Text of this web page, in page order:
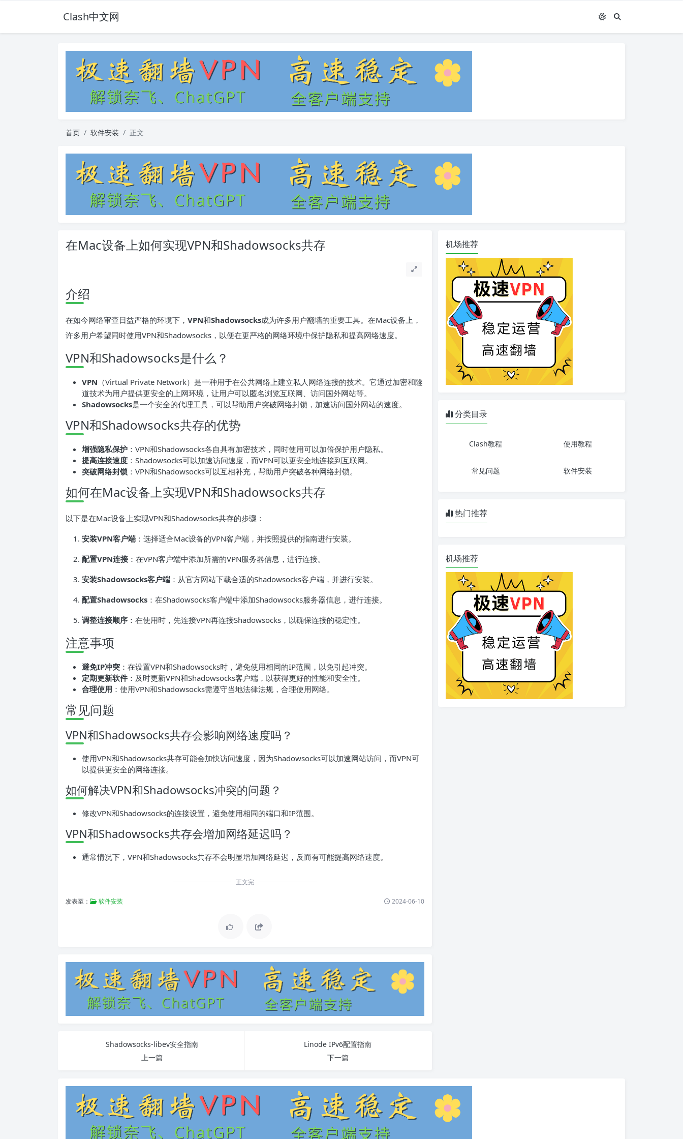
Clash中文网
首页 软件安装 正文
在Mac设备上如何实现VPN和Shadowsocks共存
介绍
在如今网络审查日益严格的环境下， VPN和Shadowsocks成为许多用户翻墻的重要工具。在Mac设备上，
许多用户希望同时使用VPN和Shadowsocks，以便在更严格的网络环境中保护隐私和提高网络速度。
VPN和Shadowsocks是什么？
VPN （Virtual Private Network）是一种用于在公共网络上建立私人网络连接的技术。它通过加密和隧
道技术为用户提供更安全的上网环境，让用户可以匿名浏览互联网、访问国外网站等。
Shadowsocks是一个安全的代理工具，可以帮助用户突破网络封锁，加速访问国外网站的速度。
VPN和Shadowsocks共存的优势
增强隐私保护 ：VPN和Shadowsocks各自具有加密技术，同时使用可以加倍保护用户隐私。
提高连接速度 ：Shadowsocks可以加速访问速度，而VPN可以更安全地连接到互联网。
突破网络封锁 ：VPN和Shadowsocks可以互相补充，帮助用户突破各种网络封锁。
如何在Mac设备上实现VPN和Shadowsocks共存
以下是在Mac设备上实现VPN和Shadowsocks共存的步骤：
安装VPN客户端 ：选择适合Mac设备的VPN客户端，并按照提供的指南进行安装。
配置VPN连接 ：在VPN客户端中添加所需的VPN服务器信息，进行连接。
安装Shadowsocks客户端 ：从官方网站下载合适的Shadowsocks客户端，并进行安装。
配置Shadowsocks ：在Shadowsocks客户端中添加Shadowsocks服务器信息，进行连接。
调整连接顺序 ：在使用时，先连接VPN再连接Shadowsocks，以确保连接的稳定性。
注意事项
避免IP冲突 ：在设置VPN和Shadowsocks时，避免使用相同的IP范围，以免引起冲突。
定期更新软件 ：及时更新VPN和Shadowsocks客户端，以获得更好的性能和安全性。
合理使用 ：使用VPN和Shadowsocks需遵守当地法律法规，合理使用网络。
常见问题
VPN和Shadowsocks共存会影响网络速度吗？
使用VPN和Shadowsocks共存可能会加快访问速度，因为Shadowsocks可以加速网站访问，而VPN可
以提供更安全的网络连接。
如何解决VPN和Shadowsocks冲突的问题？
修改VPN和Shadowsocks的连接设置，避免使用相同的端口和IP范围。
VPN和Shadowsocks共存会增加网络延迟吗？
通常情况下，VPN和Shadowsocks共存不会明显增加网络延迟，反而有可能提高网络速度。
正文完
发表至： 软件安装 2024-06-10
Shadowsocks-libev安全指南
上一篇
Linode IPv6配置指南
下一篇
机场推荐
分类目录
Clash教程 使用教程
常见问题 软件安装
热门推荐
机场推荐